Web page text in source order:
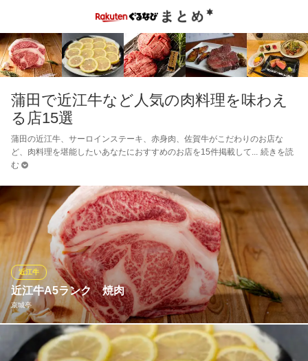
蒲田で近江牛など人気の肉料理を味わえ
る店15選
蒲田の近江牛、サーロインステーキ、赤身肉、佐賀牛がこだわりのお店な
ど、肉料理を堪能したいあなたにおすすめのお店を15件掲載して
続きを読
む
近江牛A5ランク 焼肉
京城亭
近江牛
牛肉に熟知した職人が、佐賀牛Ａ５ランク、近江牛A5ランクのみ